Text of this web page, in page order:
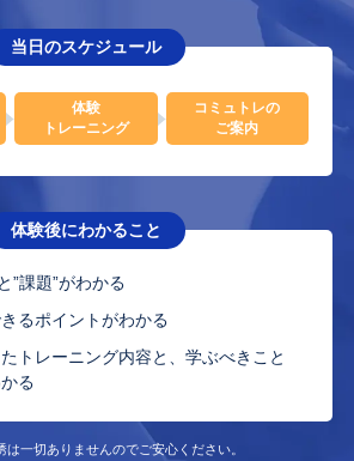
当日のスケジュール
体験
トレーニング
コミュトレの
ご案内
体験後にわかること
”課題”がわかる
るポイントがわかる
トレーニング内容と、学ぶべきこと
る​
一切ありませんのでご安心ください。